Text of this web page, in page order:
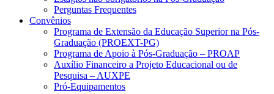
Perguntas Frequentes
Convênios
Programa de Extensão da Educação Superior na Pós-
Graduação (PROEXT-PG)
Programa de Apoio à Pós-Graduação – PROAP
Auxílio Financeiro a Projeto Educacional ou de
Pesquisa – AUXPE
Pró-Equipamentos